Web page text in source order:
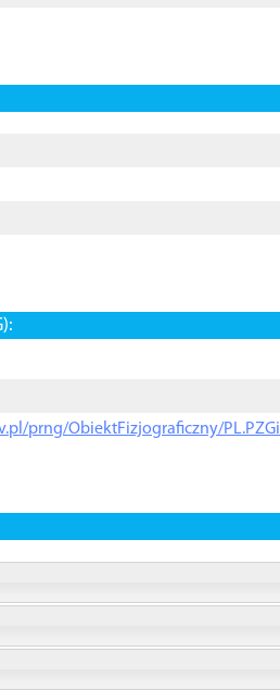
prng/ObiektFizjograficzny/